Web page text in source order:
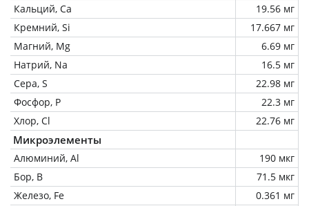
Кальций, Ca
19.56 мг
Кремний, Si
17.667 мг
Магний, Mg
6.69 мг
Натрий, Na
16.5 мг
Сера, S
22.98 мг
Фосфор, P
22.3 мг
Хлор, Cl
22.76 мг
Микроэлементы
Алюминий, Al
190 мкг
Бор, B
71.5 мкг
Железо, Fe
0.361 мг